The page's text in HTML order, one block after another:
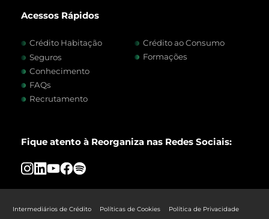
Acessos Rápidos
Crédito Habitação
Crédito ao Consumo
Seguros
Formações
Conhecimento
FAQs
Recrutamento
Fique atento à Reorganiza nas Redes Sociais:
Intermediários de Crédito Políticas de Cookies Política de Privacidade